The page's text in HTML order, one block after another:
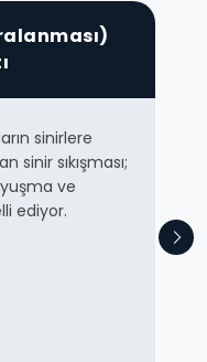
sinirlere
sinir sıkışması;
ve
ediyor.